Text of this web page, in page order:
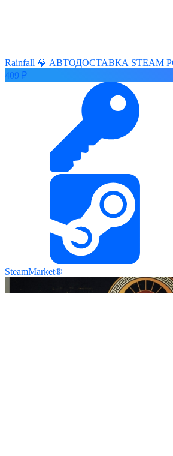
Rainfall 💎 АВТОДОСТАВКА STEAM
409 ₽
SteamMarket®